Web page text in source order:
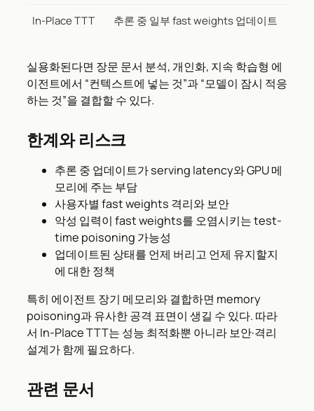
In-Place TTT 추론 중 일부 fast weights 업데이트
실용화된다면 장문 문서 분석, 개인화, 지속 학습형 에
이전트에서 “컨텍스트에 넣는 것”과 “모델이 잠시 적응
하는 것”을 결합할 수 있다.
한계와 리스크
추론 중 업데이트가 serving latency와 GPU 메
모리에 주는 부담
사용자별 fast weights 격리와 보안
악성 입력이 fast weights를 오염시키는 test-
time poisoning 가능성
업데이트된 상태를 언제 버리고 언제 유지할지
에 대한 정책
특히 에이전트 장기 메모리와 결합하면 memory
poisoning과 유사한 공격 표면이 생길 수 있다. 따라
서 In-Place TTT는 성능 최적화뿐 아니라 보안·격리
설계가 함께 필요하다.
관련 문서